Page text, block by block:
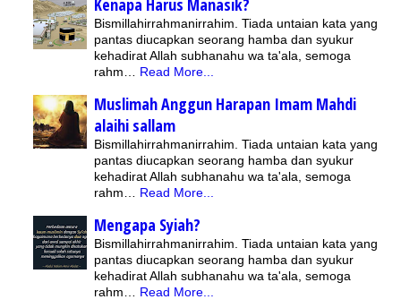
Kenapa Harus Manasik?
Bismillahirrahmanirrahim. Tiada untaian kata yang
pantas diucapkan seorang hamba dan syukur
kehadirat Allah subhanahu wa ta'ala, semoga
rahm…
Read More...
Muslimah Anggun Harapan Imam Mahdi
alaihi sallam
Bismillahirrahmanirrahim. Tiada untaian kata yang
pantas diucapkan seorang hamba dan syukur
kehadirat Allah subhanahu wa ta'ala, semoga
rahm…
Read More...
Mengapa Syiah?
Bismillahirrahmanirrahim. Tiada untaian kata yang
pantas diucapkan seorang hamba dan syukur
kehadirat Allah subhanahu wa ta'ala, semoga
rahm…
Read More...